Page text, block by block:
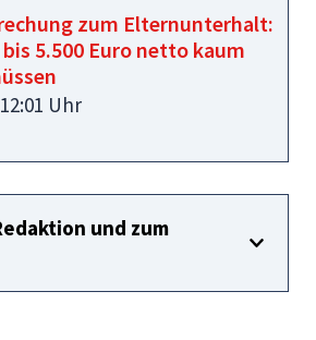
zum Elternunterhalt:
5.500 Euro netto kaum
Uhr
und zum